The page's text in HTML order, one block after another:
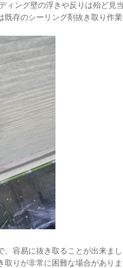
ィング壁の浮きや反りは殆ど見
既存のシーリング剤抜き取り作業
、容易に抜き取ることが出来
取りが非常に困難な場合があり